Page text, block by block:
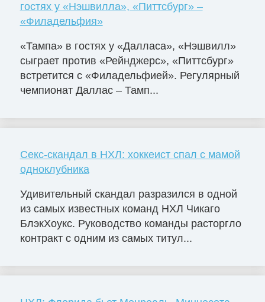
гостях у «Нэшвилла», «Питтсбург» –
«Филадельфия»
«Тампа» в гостях у «Далласа», «Нэшвилл»
сыграет против «Рейнджерс», «Питтсбург»
встретится с «Филадельфией». Регулярный
чемпионат Даллас – Тамп...
Секс-скандал в НХЛ: хоккеист спал с мамой
одноклубника
Удивительный скандал разразился в одной
из самых известных команд НХЛ Чикаго
БлэкХоукс. Руководство команды расторгло
контракт с одним из самых титул...